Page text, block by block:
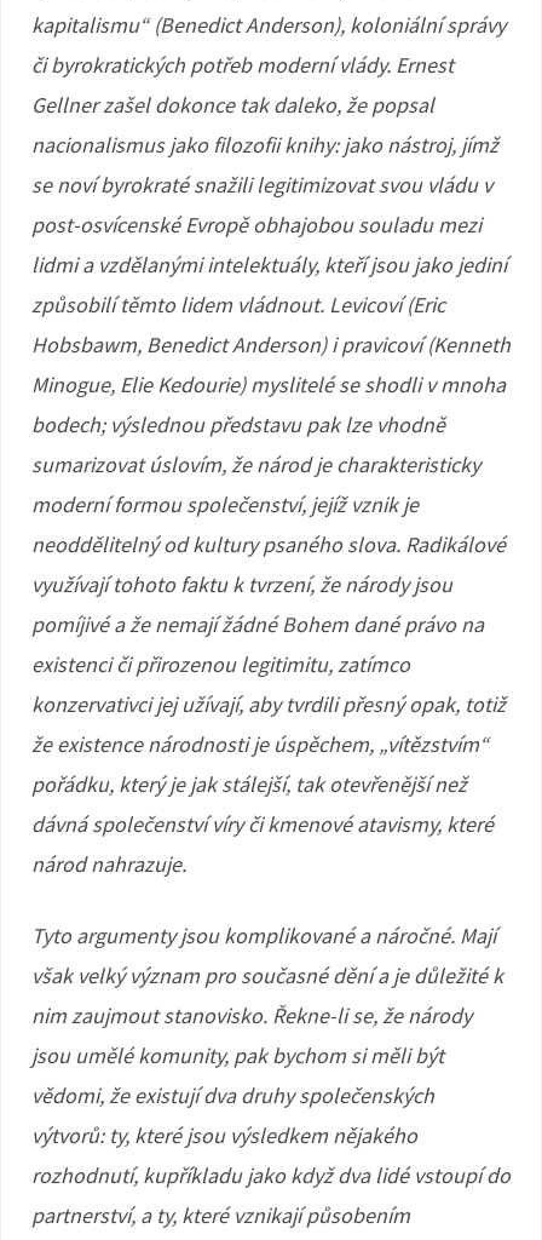
kapitalismu“ (Benedict Anderson), koloniální správy
či byrokratických potřeb moderní vlády. Ernest
Gellner zašel dokonce tak daleko, že popsal
nacionalismus jako filozofii knihy: jako nástroj, jímž
se noví byrokraté snažili legitimizovat svou vládu v
post-osvícenské Evropě obhajobou souladu mezi
lidmi a vzdělanými intelektuály, kteří jsou jako jediní
způsobilí těmto lidem vládnout. Levicoví (Eric
Hobsbawm, Benedict Anderson) i pravicoví (Kenneth
Minogue, Elie Kedourie) myslitelé se shodli v mnoha
bodech; výslednou představu pak lze vhodně
sumarizovat úslovím, že národ je charakteristicky
moderní formou společenství, jejíž vznik je
neoddělitelný od kultury psaného slova. Radikálové
využívají tohoto faktu k tvrzení, že národy jsou
pomíjivé a že nemají žádné Bohem dané právo na
existenci či přirozenou legitimitu, zatímco
konzervativci jej užívají, aby tvrdili přesný opak, totiž
že existence národnosti je úspěchem, „vítězstvím“
pořádku, který je jak stálejší, tak otevřenější než
dávná společenství víry či kmenové atavismy, které
národ nahrazuje.
Tyto argumenty jsou komplikované a náročné. Mají
však velký význam pro současné dění a je důležité k
nim zaujmout stanovisko. Řekne-li se, že národy
jsou umělé komunity, pak bychom si měli být
vědomi, že existují dva druhy společenských
výtvorů: ty, které jsou výsledkem nějakého
rozhodnutí, kupříkladu jako když dva lidé vstoupí do
partnerství, a ty, které vznikají působením